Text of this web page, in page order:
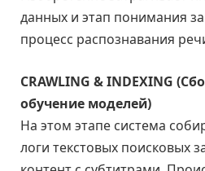
данных и этап понимания
процесс распознавания
CRAWLING & INDEXING
обучение моделей)
На этом этапе система
логи текстовых поисковых